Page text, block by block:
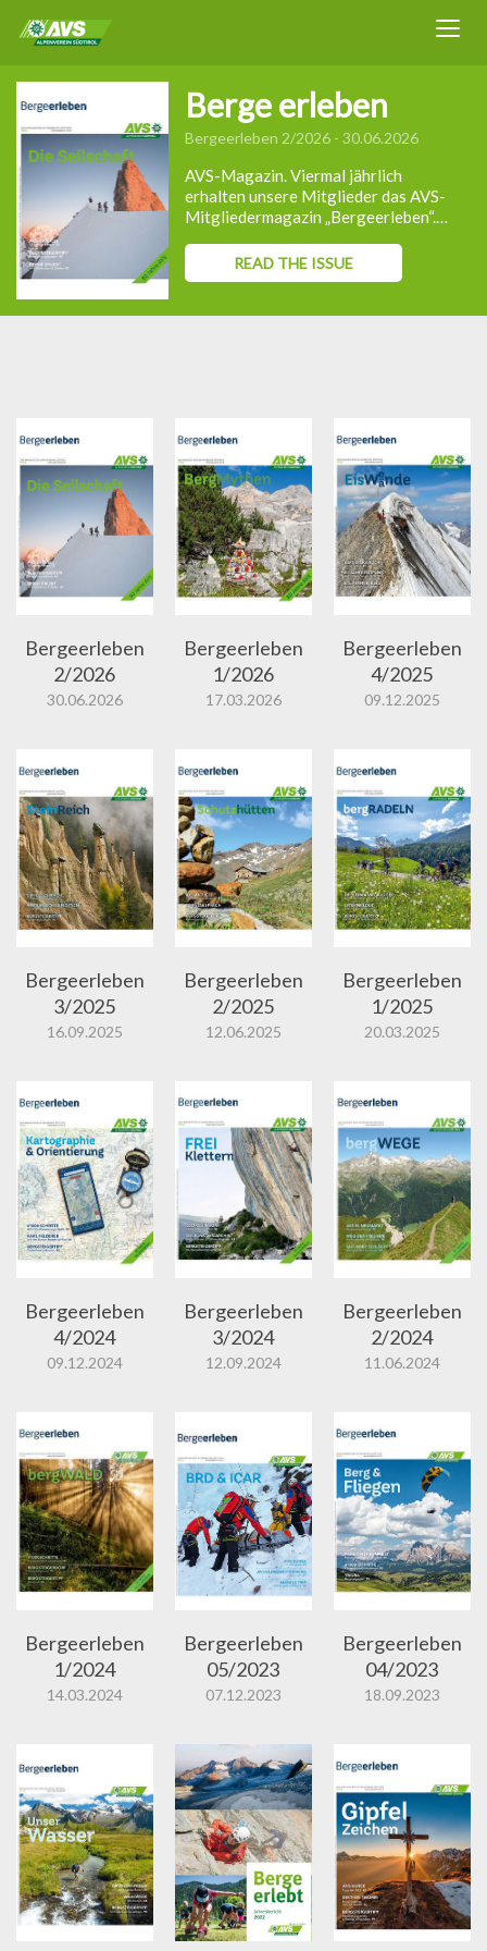
Berge erleben
Bergeerleben 2/2026 - 30.06.2026
AVS-Magazin. Viermal jährlich
erhalten unsere Mitglieder das AVS-
Mitgliedermagazin „Bergeerleben“.
Expeditionsberichte,
Vereinsgeschichte, Tourenvorschläge,
Ausbildungsprogramm und laufende
READ THE ISSUE
Bergeerleben
2/2026
30.06.2026
Bergeerleben
1/2026
17.03.2026
Bergeerleben
4/2025
09.12.2025
Bergeerleben
3/2025
16.09.2025
Bergeerleben
2/2025
12.06.2025
Bergeerleben
1/2025
20.03.2025
Bergeerleben
4/2024
09.12.2024
Bergeerleben
3/2024
12.09.2024
Bergeerleben
2/2024
11.06.2024
Bergeerleben
1/2024
14.03.2024
Bergeerleben
05/2023
07.12.2023
Bergeerleben
04/2023
18.09.2023